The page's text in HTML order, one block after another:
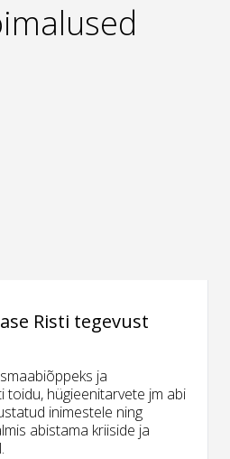
Risti tegevust
ja
toidu, hügieenitarvete jm abi
inimestele ning
abistama kriiside ja